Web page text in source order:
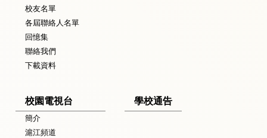
校友名單
各屆聯絡人名單
回憶集
聯絡我們
下載資料
校園電視台
簡介
滬江頻道
學校通告